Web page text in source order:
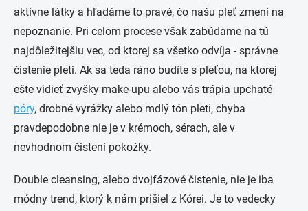
aktívne látky a hľadáme to pravé, čo našu pleť zmení na
nepoznanie. Pri celom procese však zabúdame na tú
najdôležitejšiu vec, od ktorej sa všetko odvíja - správne
čistenie pleti. Ak sa teda ráno budíte s pleťou, na ktorej
ešte vidieť zvyšky make-upu alebo vás trápia upchaté
póry, drobné vyrážky alebo mdlý tón pleti, chyba
pravdepodobne nie je v krémoch, sérach, ale v
nevhodnom čistení pokožky.
Double cleansing, alebo dvojfázové čistenie, nie je iba
módny trend, ktorý k nám prišiel z Kórei. Je to vedecky